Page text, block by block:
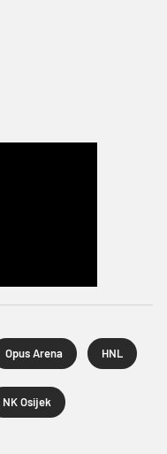
Opus Arena HNL
NK Osijek